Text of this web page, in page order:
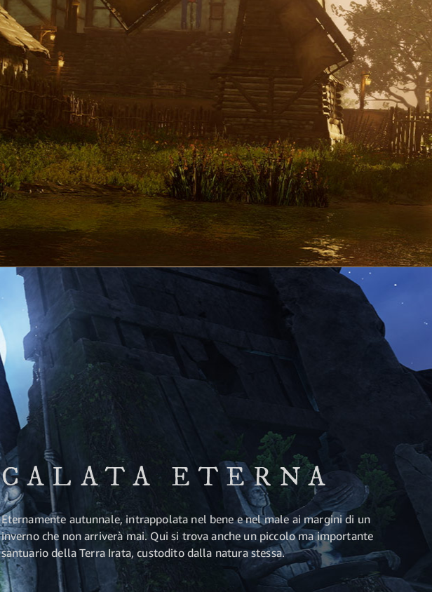
CALATA ETERNA
Eternamente autunnale, intrappolata nel bene e nel male ai margini di un
inverno che non arriverà mai. Qui si trova anche un piccolo ma importante
santuario della Terra Irata, custodito dalla natura stessa.